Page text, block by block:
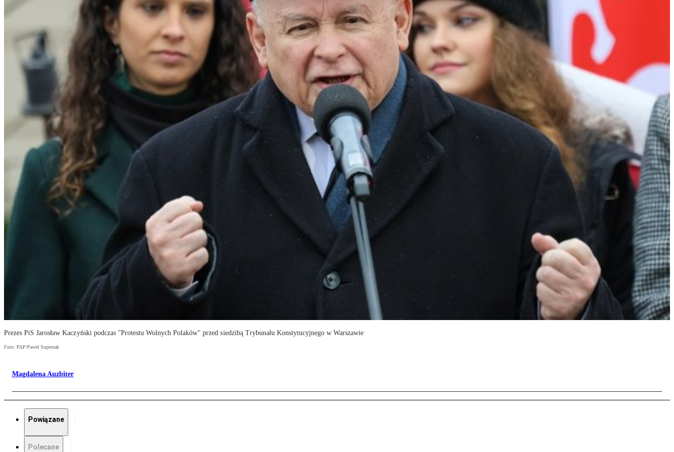
Prezes PiS Jarosław Kaczyński podczas "Protestu Wolnych Polaków" przed siedzibą Trybunału Konstytucyjnego w Warszawie
Foto: PAP/Paweł Supernak
Magdalena Auzbiter
Powiązane
Polecane